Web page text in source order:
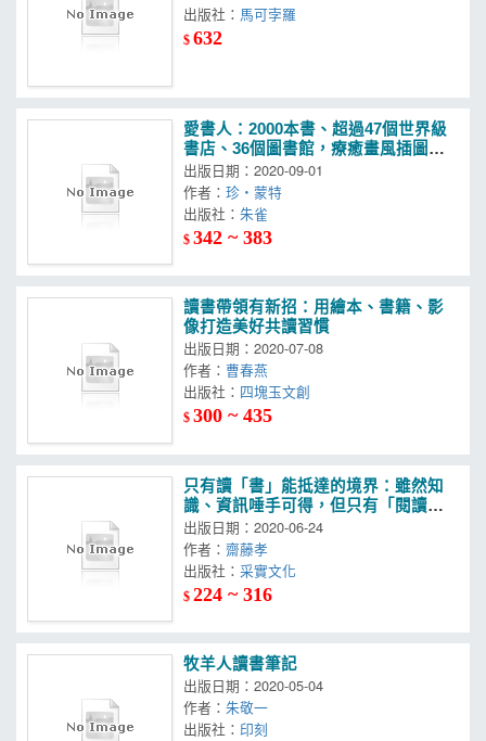
出版社： 馬可孛羅
$632
愛書人：2000本書、超過47個世界級
書店、36個圖書館，療癒畫風插圖，
喚起你的閱讀魂
出版日期：2020-09-01
作者：珍‧蒙特
出版社：
$342 ~ 383
讀書帶領有新招：用繪本、書籍、影
像打造美好共讀習慣
出版日期：2020-07-08
作者： 曹春燕
出版社：
$300 ~ 435
只有讀「書」能抵達的境界：雖然知
識、資訊唾手可得，但只有「閱讀一
本書」的過程，才能鍛鍊思考力、人
格與素養
出版日期：2020-06-24
作者：齋藤孝
出版社：
$224 ~ 316
牧羊人讀書筆記
出版日期：2020-05-04
作者：朱敬一
出版社：